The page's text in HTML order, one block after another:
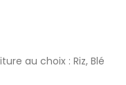
au choix : Riz, Blé